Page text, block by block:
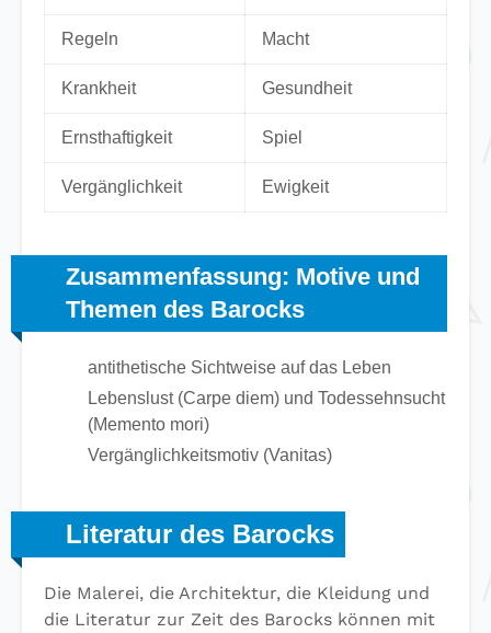
Regeln Macht
Krankheit Gesundheit
Ernsthaftigkeit Spiel
Vergänglichkeit Ewigkeit
Zusammenfassung: Motive und
Themen des Barocks
antithetische Sichtweise auf das Leben
Lebenslust (Carpe diem) und Todessehnsucht
(Memento mori)
Vergänglichkeitsmotiv (Vanitas)
Literatur des Barocks
Die Malerei, die Architektur, die Kleidung und
die Literatur zur Zeit des Barocks können mit